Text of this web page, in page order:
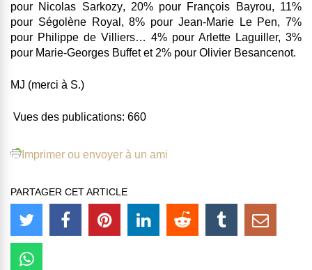
pour Nicolas Sarkozy, 20% pour François Bayrou, 11%
pour Ségolène Royal, 8% pour Jean-Marie Le Pen, 7%
pour Philippe de Villiers… 4% pour Arlette Laguiller, 3%
pour Marie-Georges Buffet et 2% pour Olivier Besancenot.
MJ (merci à S.)
Vues des publications: 660
Imprimer ou envoyer à un ami
PARTAGER CET ARTICLE